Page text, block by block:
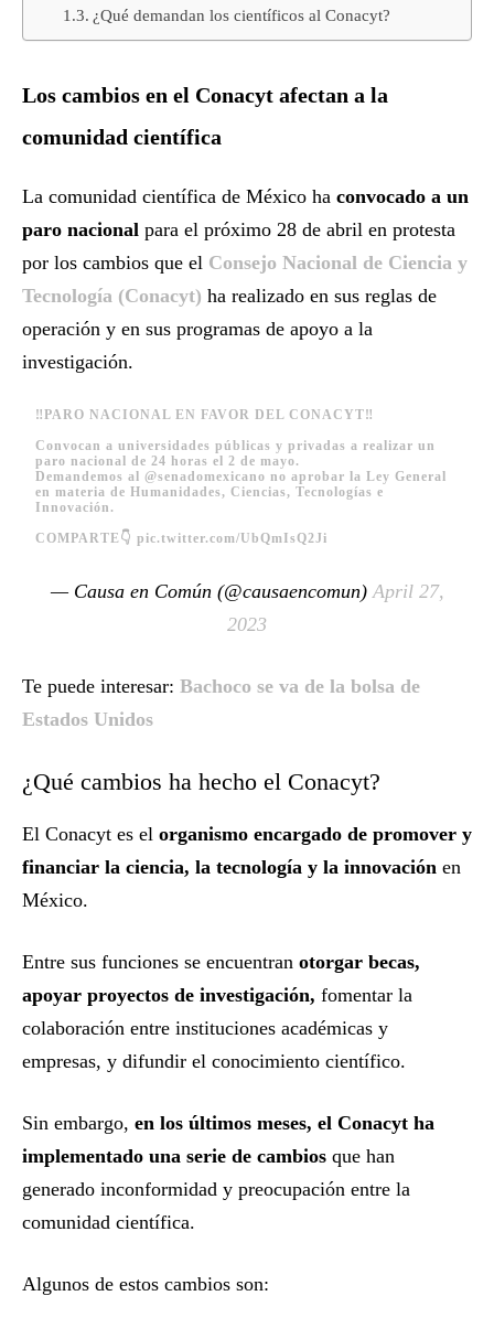
¿Qué demandan los científicos al Conacyt?
Los cambios en el Conacyt afectan a la
comunidad científica
La comunidad científica de México ha convocado a un
paro nacional para el próximo 28 de abril en protesta
por los cambios que el Consejo Nacional de Ciencia y
Tecnología (Conacyt) ha realizado en sus reglas de
operación y en sus programas de apoyo a la
investigación.
‼️PARO NACIONAL EN FAVOR DEL CONACYT‼️
Convocan a universidades públicas y privadas a realizar un
paro nacional de 24 horas el 2 de mayo.
Demandemos al@senadomexicano no aprobar la Ley General
en materia de Humanidades, Ciencias, Tecnologías e
Innovación.
COMPARTE👇pic.twitter.com/UbQmIsQ2Ji
— Causa en Común (@causaencomun)April 27,
2023
Te puede interesar: Bachoco se va de la bolsa de
Estados Unidos
¿Qué cambios ha hecho el Conacyt?
El Conacyt es el organismo encargado de promover y
financiar la ciencia, la tecnología y la innovación en
México.
Entre sus funciones se encuentran otorgar becas,
apoyar proyectos de investigación, fomentar la
colaboración entre instituciones académicas y
empresas, y difundir el conocimiento científico.
Sin embargo, en los últimos meses, el Conacyt ha
implementado una serie de cambios que han
generado inconformidad y preocupación entre la
comunidad científica.
Algunos de estos cambios son: